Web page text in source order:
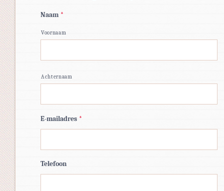
Naam *
Voornaam
Achternaam
E-mailadres *
Telefoon